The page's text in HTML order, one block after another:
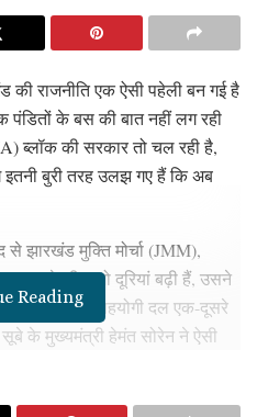
की राजनीति एक ऐसी पहेली बन गई है
के बस की बात नहीं लग रही
ब्लॉक की सरकार तो चल रही है,
बुरी तरह उलझ गए हैं कि अब
से झारखंड मुक्ति मोर्चा (JMM),
के बीच जो दूरियां बढ़ी हैं, उसने
है। एक तरफ सहयोगी दल एक-दूसरे
के मुख्यमंत्री हेमंत सोरेन ने ऐसी
Reading